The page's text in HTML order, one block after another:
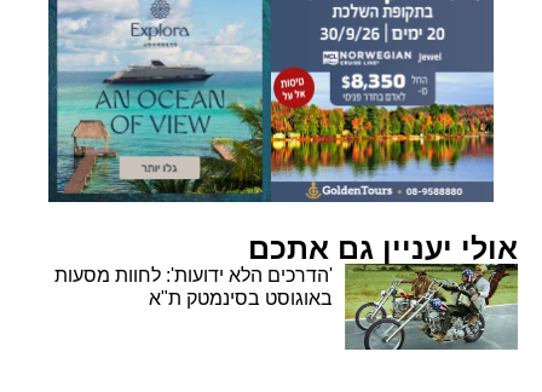
אולי יעניין גם אתכם
'הדרכים הלא ידועות': לחוות מסעות
באוגוסט בסינמטק ת"א